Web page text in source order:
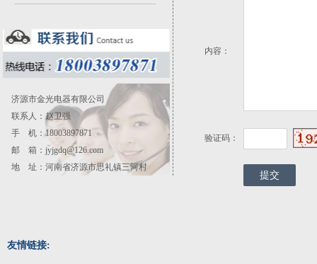
济源市金光电器有限公司
联系人：赵卫强
手 机：18003897871
邮 箱： jyjgdq@126.com
地 址：河南省济源市思礼镇三河村
内容：
验证码：
友情链接: